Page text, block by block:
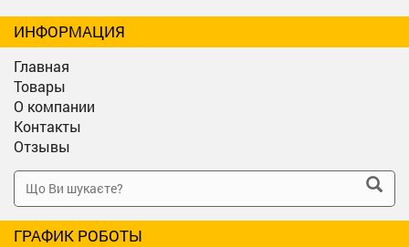
ИНФОРМАЦИЯ
Главная
Товары
О компании
Контакты
Отзывы
ГРАФИК РОБОТЫ